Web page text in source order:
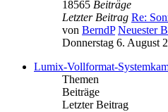
18565 Beiträge
Letzter Beitrag Re:
von BerndP Neuester
Donnerstag 6. August
Lumix-Vollformat-
Themen
Beiträge
Letzter Beitrag